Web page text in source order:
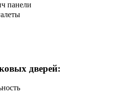
панели
дверей: